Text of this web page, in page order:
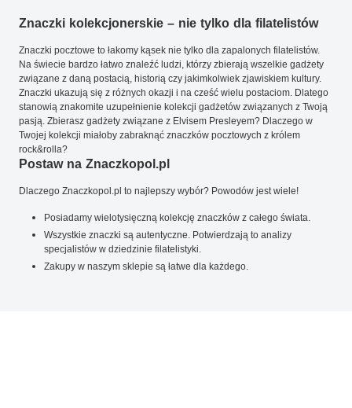
Znaczki kolekcjonerskie – nie tylko dla filatelistów
Znaczki pocztowe to łakomy kąsek nie tylko dla zapalonych filatelistów.
Na świecie bardzo łatwo znaleźć ludzi, którzy zbierają wszelkie gadżety
związane z daną postacią, historią czy jakimkolwiek zjawiskiem kultury.
Znaczki ukazują się z różnych okazji i na cześć wielu postaciom. Dlatego
stanowią znakomite uzupełnienie kolekcji gadżetów związanych z Twoją
pasją. Zbierasz gadżety związane z Elvisem Presleyem? Dlaczego w
Twojej kolekcji miałoby zabraknąć znaczków pocztowych z królem
rock&rolla?
Postaw na Znaczkopol.pl
Dlaczego Znaczkopol.pl to najlepszy wybór? Powodów jest wiele!
Posiadamy wielotysięczną kolekcję znaczków z całego świata.
Wszystkie znaczki są autentyczne. Potwierdzają to analizy
specjalistów w dziedzinie filatelistyki.
Zakupy w naszym sklepie są łatwe dla każdego.